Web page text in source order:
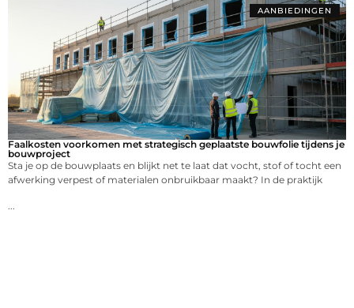
AANBIEDINGEN
Faalkosten voorkomen met strategisch geplaatste bouwfolie tijdens je
bouwproject
Sta je op de bouwplaats en blijkt net te laat dat vocht, stof of tocht een
afwerking verpest of materialen onbruikbaar maakt? In de praktijk